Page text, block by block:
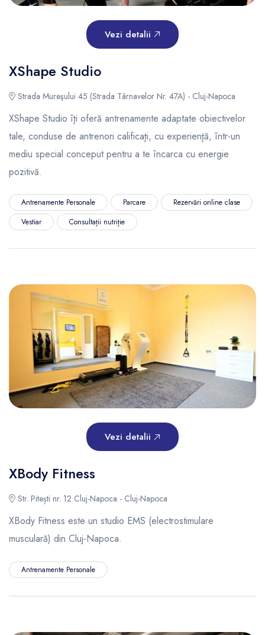
Vezi detalii
XShape Studio
Strada Mureşului 45 (Strada Târnavelor Nr. 47A) - Cluj-Napoca
XShape Studio îţi oferă antrenamente adaptate obiectivelor
tale, conduse de antrenori calificaţi, cu experienţă, într-un
mediu special conceput pentru a te încarca cu energie
pozitivă.
Antrenamente Personale Parcare
Rezervări online clase
Vestiar
Consultații nutriție
Vezi detalii
XBody Fitness
Str. Pitești nr. 12 Cluj-Napoca - Cluj-Napoca
XBody Fitness este un studio EMS (electrostimulare
musculară) din Cluj-Napoca.
Antrenamente Personale